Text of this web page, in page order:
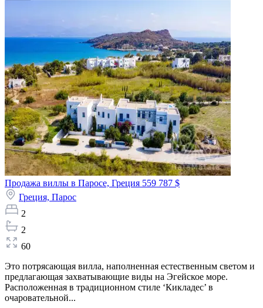
Продажа виллы в Паросе, Греция 559 787 $
Греция, Парос
2
2
60
Это потрясающая вилла, наполненная естественным светом и
предлагающая захватывающие виды на Эгейское море.
Расположенная в традиционном стиле ‘Кикладес’ в
очаровательной...